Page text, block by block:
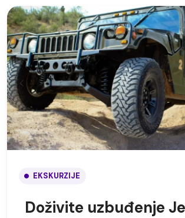
EKSKURZIJE
Doživite uzbuđenje